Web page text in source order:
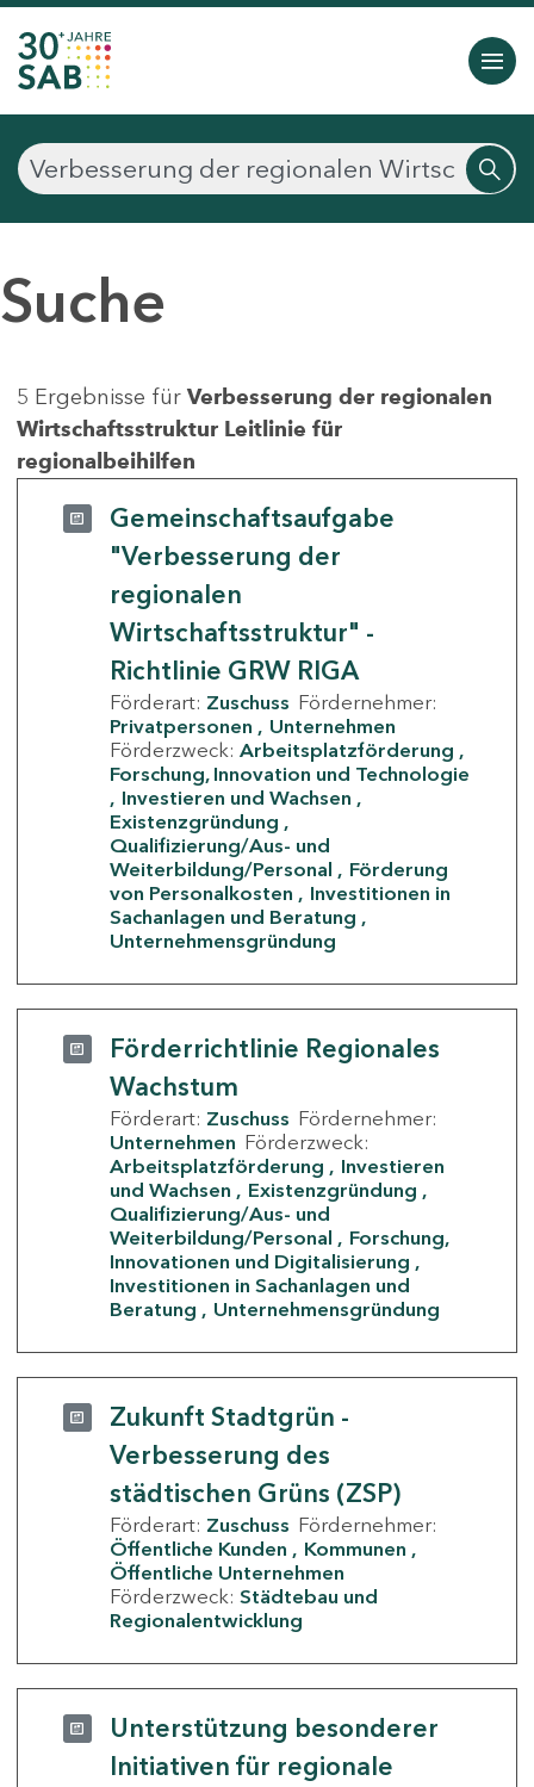
Suche
5 Ergebnisse für Verbesserung der regionalen
Wirtschaftsstruktur Leitlinie für
regionalbeihilfen
Gemeinschaftsaufgabe
"Verbesserung der
regionalen
Wirtschaftsstruktur" -
Richtlinie GRW RIGA
Förderart: Zuschuss Fördernehmer:
Privatpersonen
Unternehmen
Förderzweck: Arbeitsplatzförderung
Forschung, Innovation und Technologie
Investieren und Wachsen
Existenzgründung
Qualifizierung/Aus- und
Weiterbildung/Personal
Förderung
von Personalkosten
Investitionen in
Sachanlagen und Beratung
Unternehmensgründung
Förderrichtlinie Regionales
Wachstum
Förderart: Zuschuss Fördernehmer:
Unternehmen Förderzweck:
Arbeitsplatzförderung
Investieren
und Wachsen
Existenzgründung
Qualifizierung/Aus- und
Weiterbildung/Personal
Forschung,
Innovationen und Digitalisierung
Investitionen in Sachanlagen und
Beratung
Unternehmensgründung
Zukunft Stadtgrün -
Verbesserung des
städtischen Grüns (ZSP)
Förderart: Zuschuss Fördernehmer:
Öffentliche Kunden
Kommunen
Öffentliche Unternehmen
Förderzweck: Städtebau und
Regionalentwicklung
Unterstützung besonderer
Initiativen für regionale